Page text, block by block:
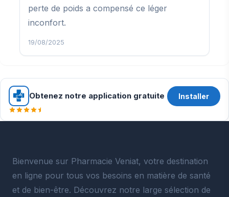
perte de poids a compensé ce léger
inconfort.
19/08/2025
Obtenez notre application gratuite Installer
Bienvenue sur Pharmacie Veniat, votre destination
en ligne pour tous vos besoins en matière de santé
et de bien-être. Découvrez notre large sélection de